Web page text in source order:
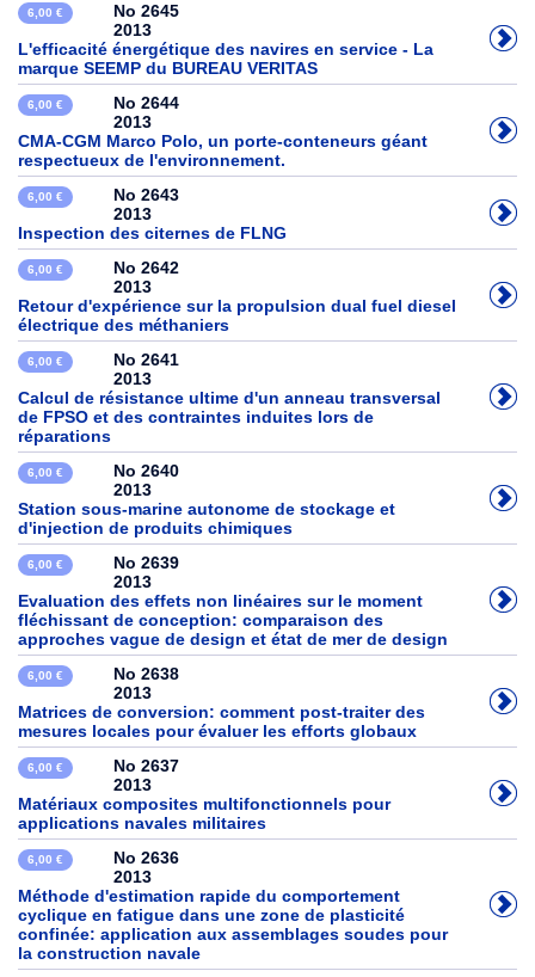
6,00 €
No 2645
2013
L'efficacité énergétique des navires en service - La
marque SEEMP du BUREAU VERITAS
6,00 €
No 2644
2013
CMA-CGM Marco Polo, un porte-conteneurs géant
respectueux de l'environnement.
6,00 €
No 2643
2013
Inspection des citernes de FLNG
6,00 €
No 2642
2013
Retour d'expérience sur la propulsion dual fuel diesel
électrique des méthaniers
6,00 €
No 2641
2013
Calcul de résistance ultime d'un anneau transversal
de FPSO et des contraintes induites lors de
réparations
6,00 €
No 2640
2013
Station sous-marine autonome de stockage et
d'injection de produits chimiques
6,00 €
No 2639
2013
Evaluation des effets non linéaires sur le moment
fléchissant de conception: comparaison des
approches vague de design et état de mer de design
6,00 €
No 2638
2013
Matrices de conversion: comment post-traiter des
mesures locales pour évaluer les efforts globaux
6,00 €
No 2637
2013
Matériaux composites multifonctionnels pour
applications navales militaires
6,00 €
No 2636
2013
Méthode d'estimation rapide du comportement
cyclique en fatigue dans une zone de plasticité
confinée: application aux assemblages soudes pour
la construction navale